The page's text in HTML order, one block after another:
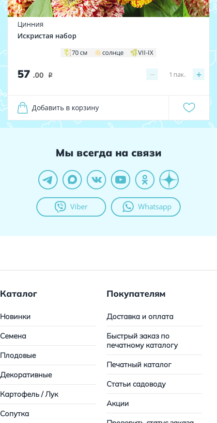
Цинния
Искристая набор
70 см солнце VII-IX
57 .00 i − +
1 пак.
Добавить в корзину
Мы всегда на связи
Viber Whatsapp
Каталог
Новинки
Семена
Плодовые
Декоративные
Картофель / Лук
Сопутка
Покупателям
Доставка и оплата
Быстрый заказ по
печатному каталогу
Печатный каталог
Статьи садоводу
Акции